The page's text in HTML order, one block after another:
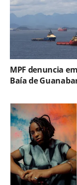
MPF denuncia
Baía de